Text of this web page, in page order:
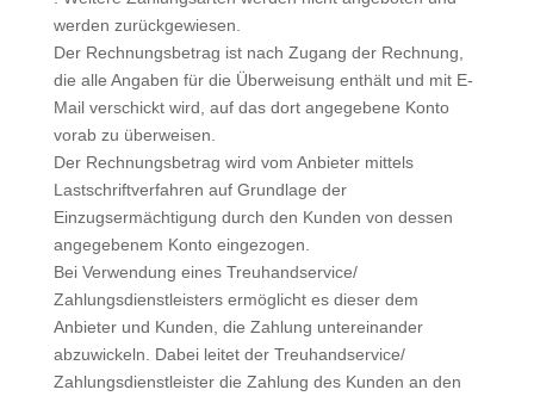
werden zurückgewiesen.
Der Rechnungsbetrag ist nach Zugang der Rechnung,
die alle Angaben für die Überweisung enthält und mit E-
Mail verschickt wird, auf das dort angegebene Konto
vorab zu überweisen.
Der Rechnungsbetrag wird vom Anbieter mittels
Lastschriftverfahren auf Grundlage der
Einzugsermächtigung durch den Kunden von dessen
angegebenem Konto eingezogen.
Bei Verwendung eines Treuhandservice/
Zahlungsdienstleisters ermöglicht es dieser dem
Anbieter und Kunden, die Zahlung untereinander
abzuwickeln. Dabei leitet der Treuhandservice/
Zahlungsdienstleister die Zahlung des Kunden an den